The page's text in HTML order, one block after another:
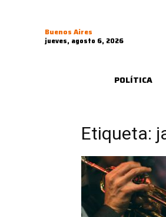
Buenos Aires
jueves, agosto 6, 2026
POLÍTICA
Etiqueta: